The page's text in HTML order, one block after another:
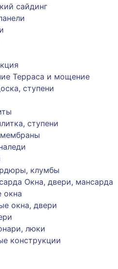
сайдинг
Терраса и мощение
ступени
ступени
клумбы
Окна, двери, мансарда
окна
окна, двери
люки
конструкции